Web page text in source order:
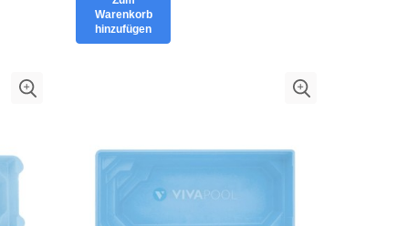
Warenkorb
hinzufügen